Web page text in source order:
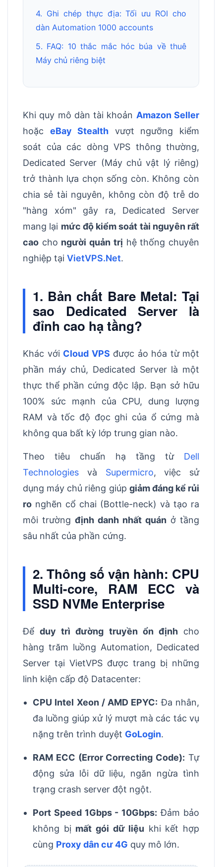
4. Ghi chép thực địa: Tối ưu ROI cho
dàn Automation 1000 accounts
5. FAQ: 10 thắc mắc hóc búa về thuê
Máy chủ riêng biệt
Khi quy mô dàn tài khoản Amazon Seller
hoặc eBay Stealth vượt ngưỡng kiểm
soát của các dòng VPS thông thường,
Dedicated Server (Máy chủ vật lý riêng)
trở thành lựa chọn sống còn. Không còn
chia sẻ tài nguyên, không còn độ trễ do
"hàng xóm" gây ra, Dedicated Server
mang lại mức độ kiểm soát tài nguyên rất
cao cho người quản trị hệ thống chuyên
nghiệp tại VietVPS.Net.
1. Bản chất Bare Metal: Tại
sao Dedicated Server là
đỉnh cao hạ tầng?
Khác với Cloud VPS được ảo hóa từ một
phần máy chủ, Dedicated Server là một
thực thể phần cứng độc lập. Bạn sở hữu
100% sức mạnh của CPU, dung lượng
RAM và tốc độ đọc ghi của ổ cứng mà
không qua bất kỳ lớp trung gian nào.
Theo tiêu chuẩn hạ tầng từ Dell
Technologies và Supermicro, việc sử
dụng máy chủ riêng giúp giảm đáng kể rủi
ro nghẽn cổ chai (Bottle-neck) và tạo ra
môi trường định danh nhất quán ở tầng
sâu nhất của phần cứng.
2. Thông số vận hành: CPU
Multi-core, RAM ECC và
SSD NVMe Enterprise
Đểduy trì đường truyền ổn địnhcho
hàng trăm luồng Automation, Dedicated
Server tại VietVPS được trang bị những
linh kiện cấp độ Datacenter:
CPU Intel Xeon / AMD EPYC: Đa nhân,
đa luồng giúp xử lý mượt mà các tác vụ
nặng trên trình duyệt GoLogin.
RAM ECC (Error Correcting Code): Tự
động sửa lỗi dữ liệu, ngăn ngừa tình
trạng crash server đột ngột.
Port Speed 1Gbps - 10Gbps: Đảm bảo
không bị mất gói dữ liệu khi kết hợp
cùng Proxy dân cư 4G quy mô lớn.